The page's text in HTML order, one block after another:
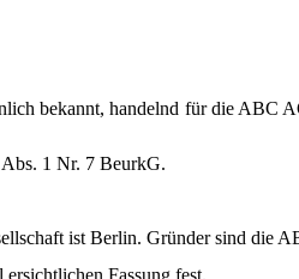
bekannt, handelnd für die
Abs. 1 Nr. 7 BeurkG.
ist Berlin. Gründer sind
Fassung fest.